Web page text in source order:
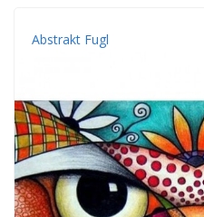
Abstrakt Fugl